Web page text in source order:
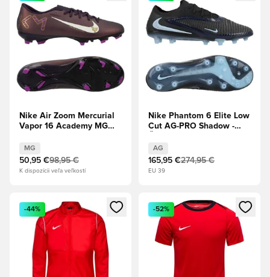
Nike Air Zoom Mercurial
Vapor 16 Academy MG
Kráľovská fialová/Bledá
slonová kosť
MG
50,95 €98,95 €
K dispozícii veľa veľkostí
Nike Phantom 6 Elite Low
Cut AG-PRO Shadow -
AG
165,95 €274,95 €
EU 39
Otvorí modál na prihlásenie alebo registráciu ako člen
-44%
Otvorí modál na prihlásenie
-52%